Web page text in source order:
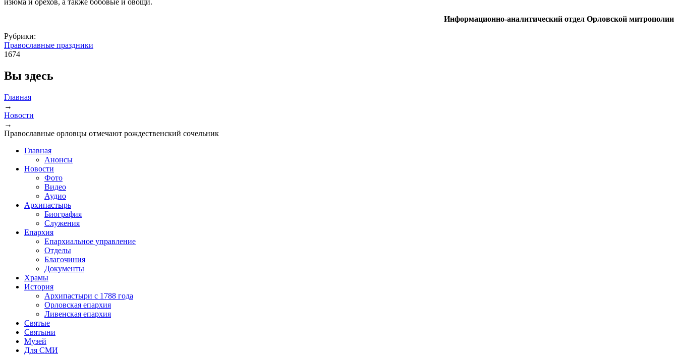
Информационно-аналитический отдел Орловской митрополии
Рубрики:
Православные праздники
1674
Вы здесь
Главная
→
Новости
→
Православные орловцы отмечают рождественский сочельник
Главная
Анонсы
Новости
Фото
Видео
Аудио
Архипастырь
Биография
Служения
Епархия
Епархиальное управление
Отделы
Благочиния
Документы
Храмы
История
Архипастыри с 1788 года
Орловская епархия
Ливенская епархия
Святые
Святыни
Музей
Для СМИ